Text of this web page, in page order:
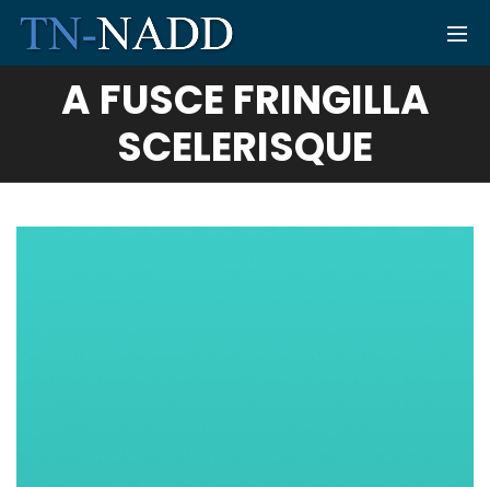
A FUSCE FRINGILLA
SCELERISQUE